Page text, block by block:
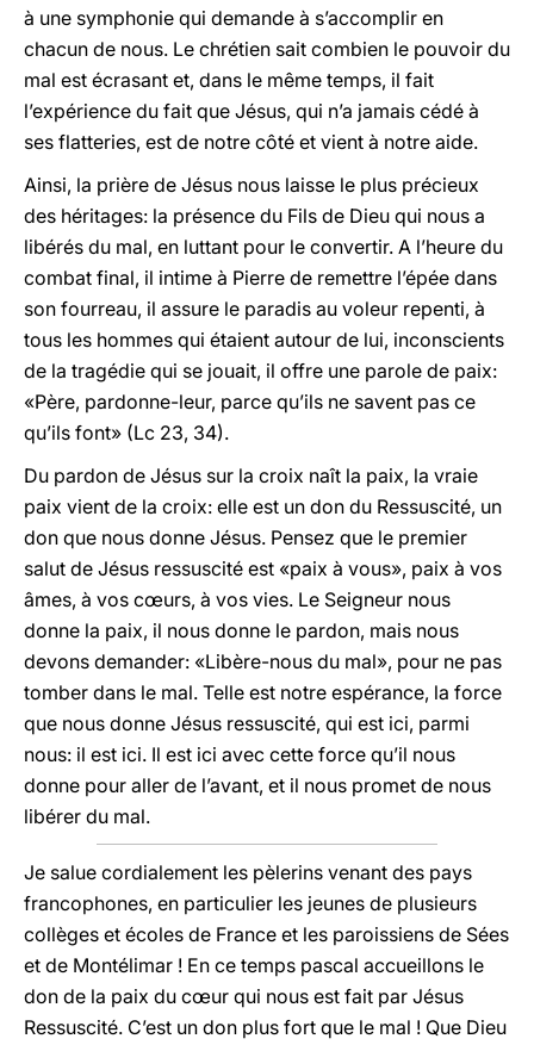
à une symphonie qui demande à s’accomplir en
chacun de nous. Le chrétien sait combien le pouvoir du
mal est écrasant et, dans le même temps, il fait
l’expérience du fait que Jésus, qui n’a jamais cédé à
ses flatteries, est de notre côté et vient à notre aide.
Ainsi, la prière de Jésus nous laisse le plus précieux
des héritages: la présence du Fils de Dieu qui nous a
libérés du mal, en luttant pour le convertir. A l’heure du
combat final, il intime à Pierre de remettre l’épée dans
son fourreau, il assure le paradis au voleur repenti, à
tous les hommes qui étaient autour de lui, inconscients
de la tragédie qui se jouait, il offre une parole de paix:
«Père, pardonne-leur, parce qu’ils ne savent pas ce
qu’ils font» (Lc 23, 34).
Du pardon de Jésus sur la croix naît la paix, la vraie
paix vient de la croix: elle est un don du Ressuscité, un
don que nous donne Jésus. Pensez que le premier
salut de Jésus ressuscité est «paix à vous», paix à vos
âmes, à vos cœurs, à vos vies. Le Seigneur nous
donne la paix, il nous donne le pardon, mais nous
devons demander: «Libère-nous du mal», pour ne pas
tomber dans le mal. Telle est notre espérance, la force
que nous donne Jésus ressuscité, qui est ici, parmi
nous: il est ici. Il est ici avec cette force qu’il nous
donne pour aller de l’avant, et il nous promet de nous
libérer du mal.
Je salue cordialement les pèlerins venant des pays
francophones, en particulier les jeunes de plusieurs
collèges et écoles de France et les paroissiens de Sées
et de Montélimar ! En ce temps pascal accueillons le
don de la paix du cœur qui nous est fait par Jésus
Ressuscité. C’est un don plus fort que le mal ! Que Dieu